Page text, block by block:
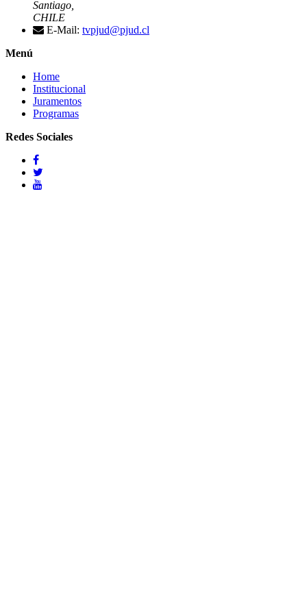
Santiago,
CHILE
E-Mail: tvpjud@pjud.cl
Menú
Home
Institucional
Juramentos
Programas
Redes Sociales